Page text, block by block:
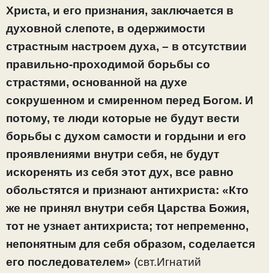
Христа, и его признания, заключается в
духовной слепоте, в одержимости
страстным настроем духа, – в отсутствии
правильно-проходимой борьбы со
страстями, основанной на духе
сокрушенном и смиренном перед Богом. И
потому, те люди которые не будут вести
борьбы с духом самости и гордыни и его
проявлениями внутри себя, не будут
искоренять из себя этот дух, все равно
обольстятся и признают антихриста: «Кто
же не принял внутри себя Царства Божия,
тот не узнает антихриста; тот непременно,
непонятным для себя образом, соделается
его последователем» (свт.Игнатий